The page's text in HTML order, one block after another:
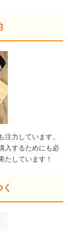
力しています。
入するためにも必
たしています！